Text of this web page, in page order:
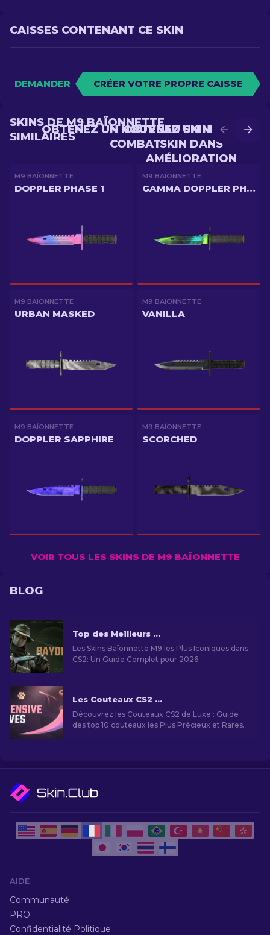
CAISSES CONTENANT CE SKIN
DEMANDER CRÉER VOTRE PROPRE CAISSE
OBTENEZ UN MEILLEUR
SKIN DANS
AMÉLIORATION
OBTENEZ UN NOUVEAU SKIN EN
COMBAT
SKINS DE M9 BAÏONNETTE
SIMILAIRES
M9 BAÏONNETTE
DOPPLER PHASE 1
M9 BAÏONNETTE
GAMMA DOPPLER PHASE 4
M9 BAÏONNETTE
URBAN MASKED
M9 BAÏONNETTE
VANILLA
M9 BAÏONNETTE
DOPPLER SAPPHIRE
M9 BAÏONNETTE
SCORCHED
VOIR TOUS LES SKINS DE M9 BAÏONNETTE
BLOG
Top des Meilleurs Skins Baïonnette M9 dans CS2
Les Skins Baïonnette M9 les Plus Iconiques dans
CS2: Un Guide Complet pour 2026
Les Couteaux CS2 les Plus Chers [2026]
Découvrez les Couteaux CS2 de Luxe : Guide
des top 10 couteaux les Plus Précieux et Rares.
AIDE
Communauté
PRO
Confidentialité Politique